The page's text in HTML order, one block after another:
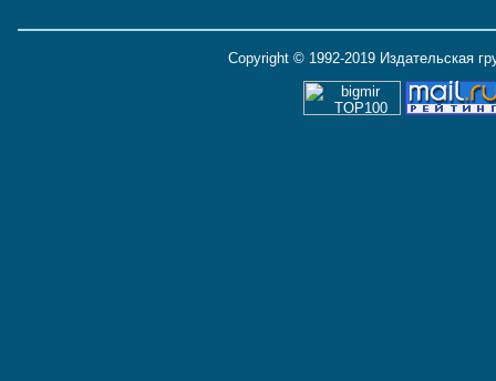
Copyright © 1992-2019 Издательская